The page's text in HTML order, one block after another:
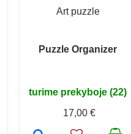
Art puzzle
Puzzle Organizer
turime prekyboje (22)
17,00 €